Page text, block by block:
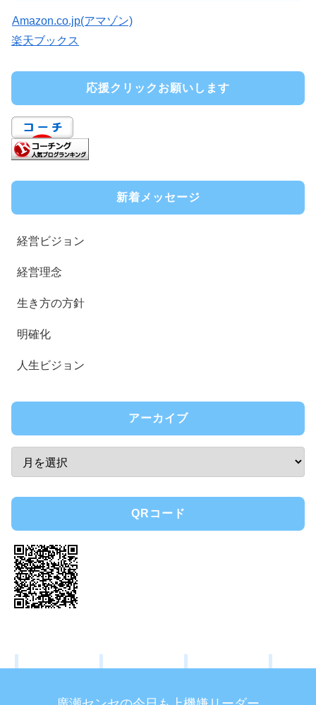
Amazon.co.jp(アマゾン)
楽天ブックス
応援クリックお願いします
新着メッセージ
経営ビジョン
経営理念
生き方の方針
明確化
人生ビジョン
アーカイブ
QRコード